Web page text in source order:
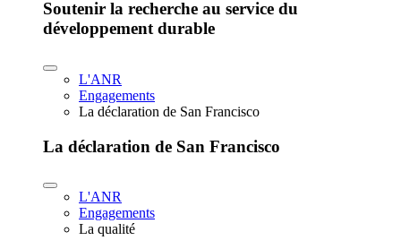
Soutenir la recherche au service du
développement durable
L'ANR
Engagements
La déclaration de San Francisco
La déclaration de San Francisco
L'ANR
Engagements
La qualité